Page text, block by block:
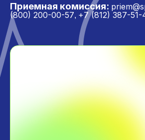
Приемная комиссия:
(800) 200-00-57, +7 (812) 387-51-